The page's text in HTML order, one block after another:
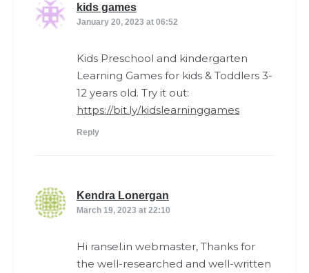
kids games
January 20, 2023 at 06:52
Kids Preschool and kindergarten
Learning Games for kids & Toddlers 3-
12 years old. Try it out:
https://bit.ly/kidslearninggames
Reply
Kendra Lonergan
March 19, 2023 at 22:10
Hi ransel.in webmaster, Thanks for
the well-researched and well-written